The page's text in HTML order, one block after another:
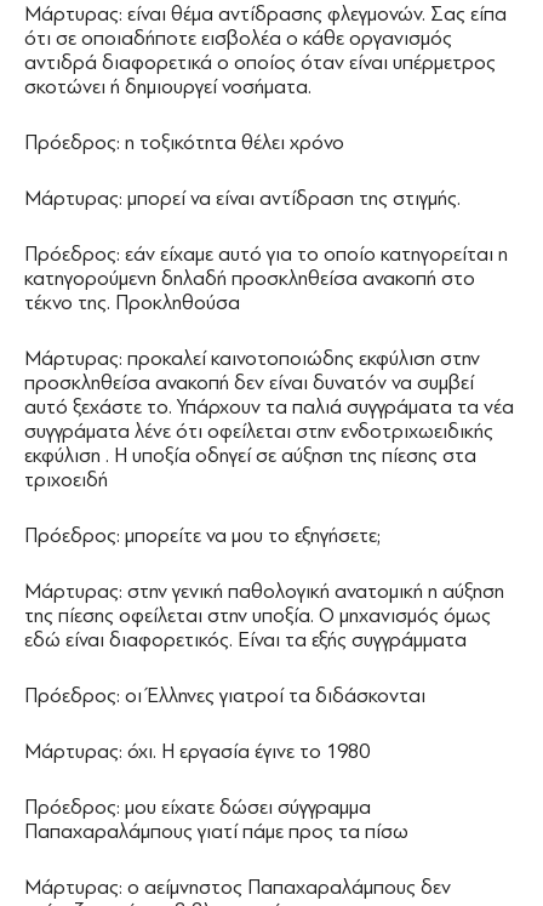
Μάρτυρας: είναι θέμα αντίδρασης φλεγμονών. Σας είπα
ότι σε οποιαδήποτε εισβολέα ο κάθε οργανισμός
αντιδρά διαφορετικά ο οποίος όταν είναι υπέρμετρος
σκοτώνει ή δημιουργεί νοσήματα.
Πρόεδρος: η τοξικότητα θέλει χρόνο
Μάρτυρας: μπορεί να είναι αντίδραση της στιγμής.
Πρόεδρος: εάν είχαμε αυτό για το οποίο κατηγορείται η
κατηγορούμενη δηλαδή προσκληθείσα ανακοπή στο
τέκνο της. Προκληθούσα
Μάρτυρας: προκαλεί καινοτοποιώδης εκφύλιση στην
προσκληθείσα ανακοπή δεν είναι δυνατόν να συμβεί
αυτό ξεχάστε το. Υπάρχουν τα παλιά συγγράματα τα νέα
συγγράματα λένε ότι οφείλεται στην ενδοτριχωειδικής
εκφύλιση . Η υποξία οδηγεί σε αύξηση της πίεσης στα
τριχοειδή
Πρόεδρος: μπορείτε να μου το εξηγήσετε;
Μάρτυρας: στην γενική παθολογική ανατομική η αύξηση
της πίεσης οφείλεται στην υποξία. Ο μηχανισμός όμως
εδώ είναι διαφορετικός. Είναι τα εξής συγγράμματα
Πρόεδρος: οι Έλληνες γιατροί τα διδάσκονται
Μάρτυρας: όχι. Η εργασία έγινε το 1980
Πρόεδρος: μου είχατε δώσει σύγγραμμα
Παπαχαραλάμπους γιατί πάμε προς τα πίσω
Μάρτυρας: ο αείμνηστος Παπαχαραλάμπους δεν